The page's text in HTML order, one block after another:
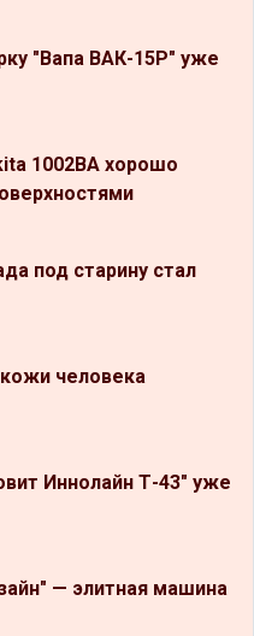
"Вапа ВАК-15Р" уже
1002BA хорошо
под старину стал
человека
Иннолайн Т-43" уже
— элитная машина